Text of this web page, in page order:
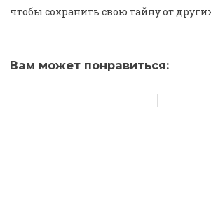
чтобы сохранить свою тайну от
Вам может понравиться: